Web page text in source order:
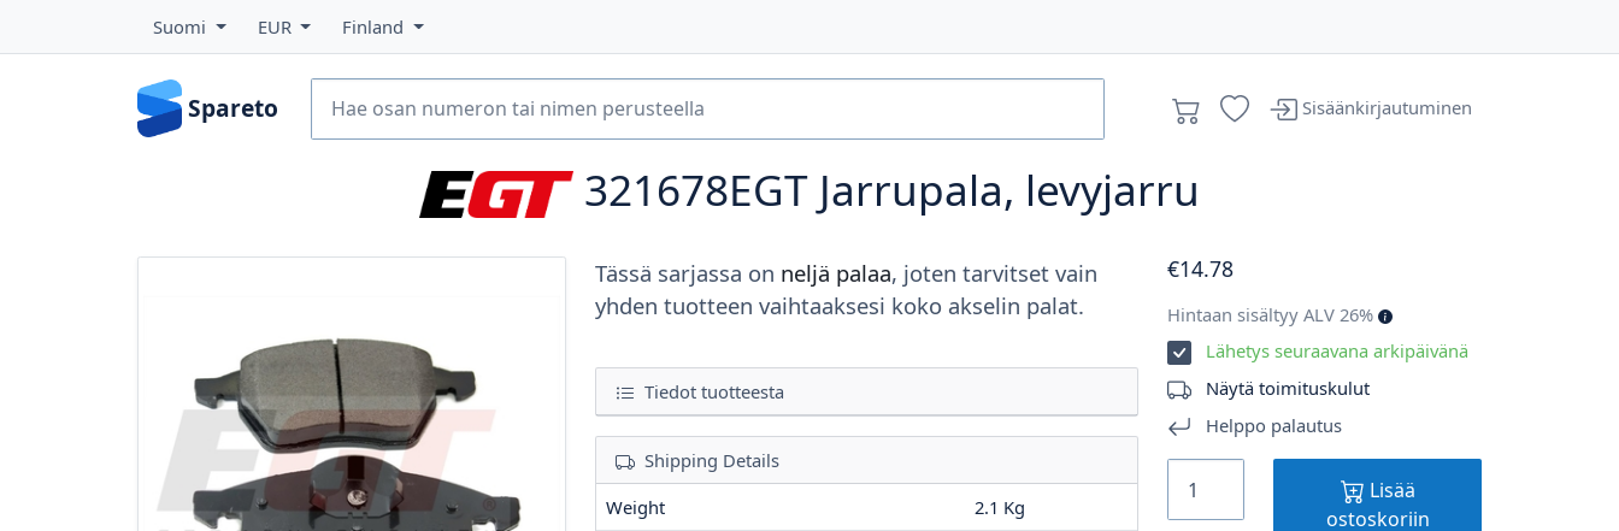
Suomi EUR Finland
Spareto Sisäänkirjautuminen
321678EGT Jarrupala, levyjarru
Tässä sarjassa on neljä palaa, joten tarvitset vain
yhden tuotteen vaihtaaksesi koko akselin palat.
Tiedot tuotteesta
Shipping Details
Weight
2.1 Kg
€14.78
Hintaan sisältyy ALV 26%
Lähetys seuraavana arkipäivänä
Näytä toimituskulut
Helppo palautus
Lisää
ostoskoriin